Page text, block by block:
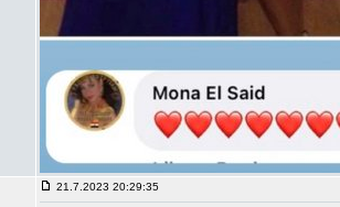
21.7.2023 20:29:35